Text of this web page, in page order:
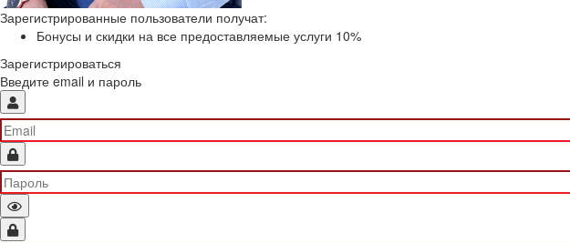
Зарегистрированные пользователи получат:
Бонусы и скидки на все предоставляемые услуги 10%
Зарегистрироваться
Введите email и пароль